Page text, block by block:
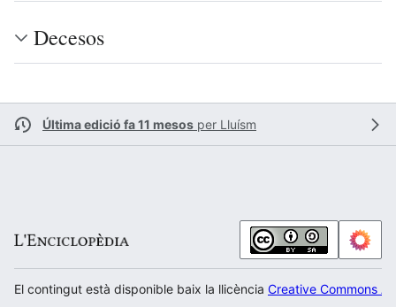
Decesos
Última edició fa 11 mesos per Lluísm
El contingut està disponible baix la llicència Creative Commons